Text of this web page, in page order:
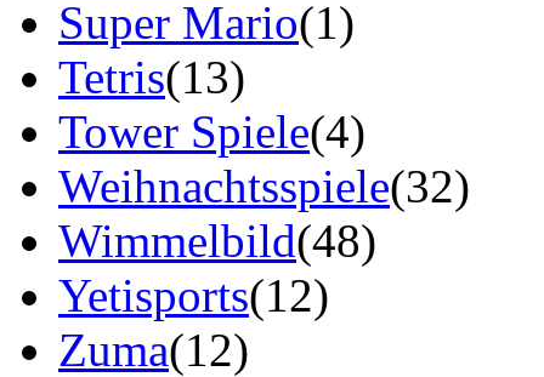
Super Mario(1)
Tetris(13)
Tower Spiele(4)
Weihnachtsspiele(32)
Wimmelbild(48)
Yetisports(12)
Zuma(12)